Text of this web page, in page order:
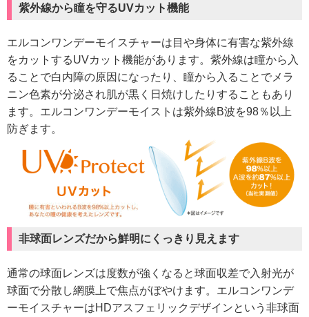
紫外線から瞳を守るUVカット機能
エルコンワンデーモイスチャーは目や身体に有害な紫外線
をカットするUVカット機能があります。紫外線は瞳から入
ることで白内障の原因になったり、瞳から入ることでメラ
ニン色素が分泌され肌が黒く日焼けしたりすることもあり
ます。エルコンワンデーモイストは紫外線B波を98％以上
防ぎます。
非球面レンズだから鮮明にくっきり見えます
通常の球面レンズは度数が強くなると球面収差で入射光が
球面で分散し網膜上で焦点がぼやけます。エルコンワンデ
ーモイスチャーはHDアスフェリックデザインという非球面